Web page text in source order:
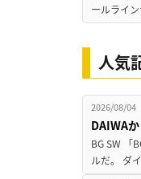
ールライ
人気
2026/08/04
DAIWA
BG SW 「
ルだ。 ダ